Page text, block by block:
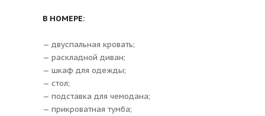
В НОМЕРЕ:
— двуспальная кровать;
— раскладной диван;
— шкаф для одежды;
— стол;
— подставка для чемодана;
— прикроватная тумба;